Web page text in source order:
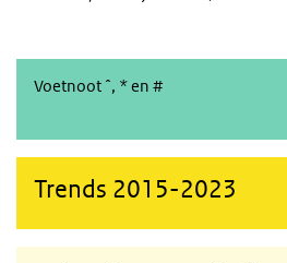
Voetnoot ˆ, * en #
Trends 2015-2023